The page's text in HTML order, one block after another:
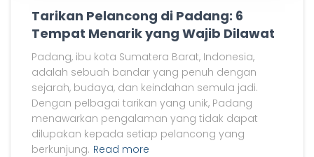
Tarikan Pelancong di Padang: 6
Tempat Menarik yang Wajib Dilawat
Padang, ibu kota Sumatera Barat, Indonesia,
adalah sebuah bandar yang penuh dengan
sejarah, budaya, dan keindahan semula jadi.
Dengan pelbagai tarikan yang unik, Padang
menawarkan pengalaman yang tidak dapat
dilupakan kepada setiap pelancong yang
berkunjung. Read more